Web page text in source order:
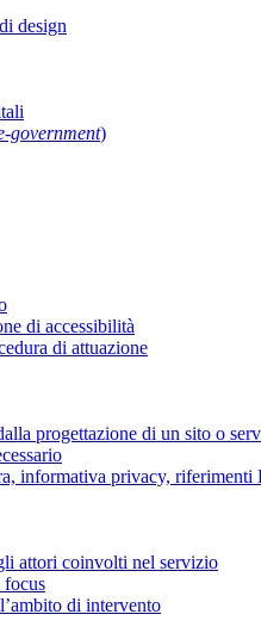
design
government)
di accessibilità
di attuazione
progettazione di un sito o
informativa privacy, riferimenti
attori coinvolti nel servizio
focus
di intervento